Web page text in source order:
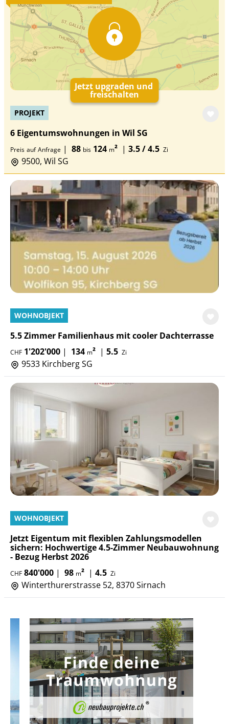
Jetzt upgraden und
freischalten
PROJEKT
6 Eigentumswohnungen in Wil SG
Preis auf Anfrage | 88 bis 124 m² | 3.5 / 4.5 Zi
9500, Wil SG
WOHNOBJEKT
5.5 Zimmer Familienhaus mit cooler Dachterrasse
CHF 1'202'000 | 134 m² | 5.5 Zi
9533 Kirchberg SG
WOHNOBJEKT
Jetzt Eigentum mit flexiblen Zahlungsmodellen
sichern: Hochwertige 4.5-Zimmer Neubauwohnung
- Bezug Herbst 2026
CHF 840'000 | 98 m² | 4.5 Zi
Winterthurerstrasse 52, 8370 Sirnach